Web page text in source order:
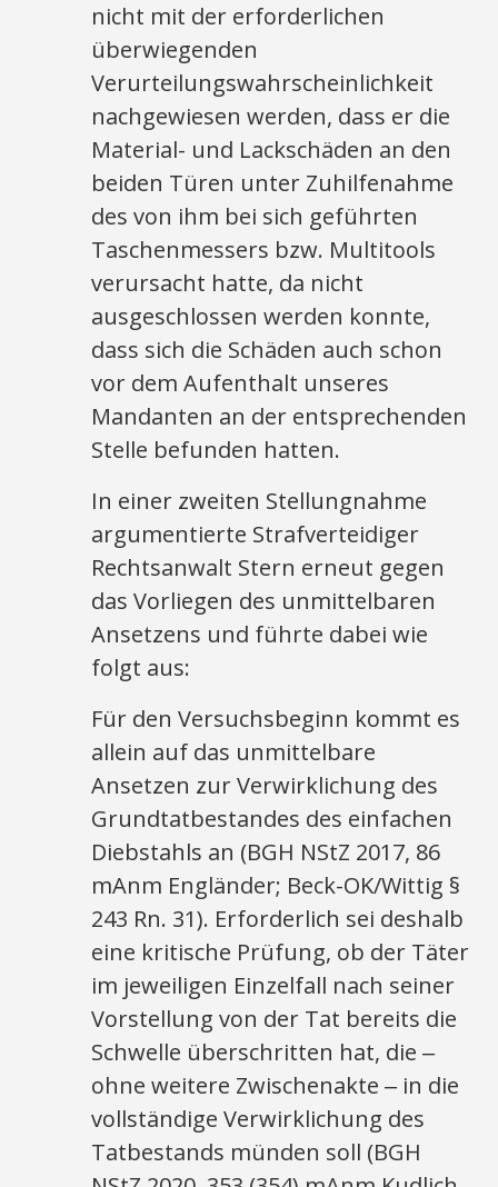
nicht mit der erforderlichen
überwiegenden
Verurteilungswahrscheinlichkeit
nachgewiesen werden, dass er die
Material- und Lackschäden an den
beiden Türen unter Zuhilfenahme
des von ihm bei sich geführten
Taschenmessers bzw. Multitools
verursacht hatte, da nicht
ausgeschlossen werden konnte,
dass sich die Schäden auch schon
vor dem Aufenthalt unseres
Mandanten an der entsprechenden
Stelle befunden hatten.
In einer zweiten Stellungnahme
argumentierte Strafverteidiger
Rechtsanwalt Stern erneut gegen
das Vorliegen des unmittelbaren
Ansetzens und führte dabei wie
folgt aus:
Für den Versuchsbeginn kommt es
allein auf das unmittelbare
Ansetzen zur Verwirklichung des
Grundtatbestandes des einfachen
Diebstahls an (BGH NStZ 2017, 86
mAnm Engländer; Beck-OK/Wittig §
243 Rn. 31). Erforderlich sei deshalb
eine kritische Prüfung, ob der Täter
im jeweiligen Einzelfall nach seiner
Vorstellung von der Tat bereits die
Schwelle überschritten hat, die ‒
ohne weitere Zwischenakte ‒ in die
vollständige Verwirklichung des
Tatbestands münden soll (BGH